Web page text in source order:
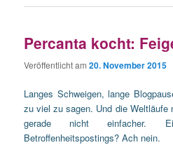
Percanta kocht:
Veröffentlicht am20. November 2015
Langes Schweigen, lange
zu viel zu sagen. Und die Weltläufe
gerade nicht einfacher.
Betroffenheitspostings? Ach nein.